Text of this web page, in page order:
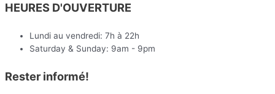
HEURES D'OUVERTURE
Lundi au vendredi: 7h à 22h
Saturday & Sunday: 9am - 9pm
Rester informé!